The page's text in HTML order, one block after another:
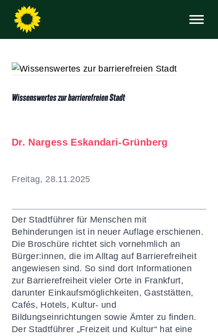
Wissenswertes zur barrierefreien Stadt
Dr. Nargess Eskandari-Grünberg
Freitag, 28.11.2025
Der Stadtführer für Menschen mit
Behinderungen ist in neuer Auflage erschienen.
Die Broschüre richtet sich vornehmlich an
Bürger:innen, die im Alltag auf Barrierefreiheit
angewiesen sind. So sind dort Informationen
zur Barrierefreiheit vieler Orte in Frankfurt,
darunter Einkaufsmöglichkeiten, Gaststätten,
Cafés, Hotels, Kultur- und
Bildungseinrichtungen sowie Ämter zu finden.
Der Stadtführer „Freizeit und Kultur“ hat eine